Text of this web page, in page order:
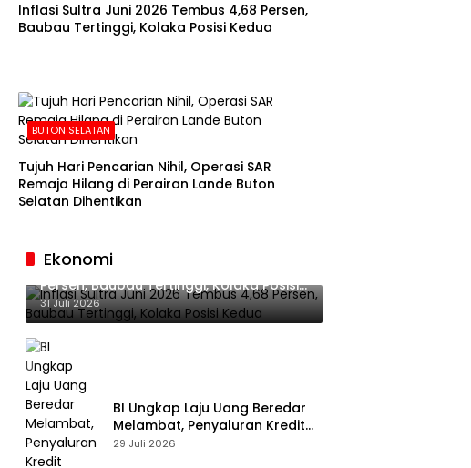
Inflasi Sultra Juni 2026 Tembus 4,68 Persen,
Baubau Tertinggi, Kolaka Posisi Kedua
BUTON SELATAN
Tujuh Hari Pencarian Nihil, Operasi SAR
Remaja Hilang di Perairan Lande Buton
Selatan Dihentikan
Ekonomi
Inflasi Sultra Juni 2026 Tembus 4,68
Persen, Baubau Tertinggi, Kolaka Posisi
Kedua
31 Juli 2026
BI Ungkap Laju Uang Beredar
Melambat, Penyaluran Kredit
Perbankan Meningkat
29 Juli 2026